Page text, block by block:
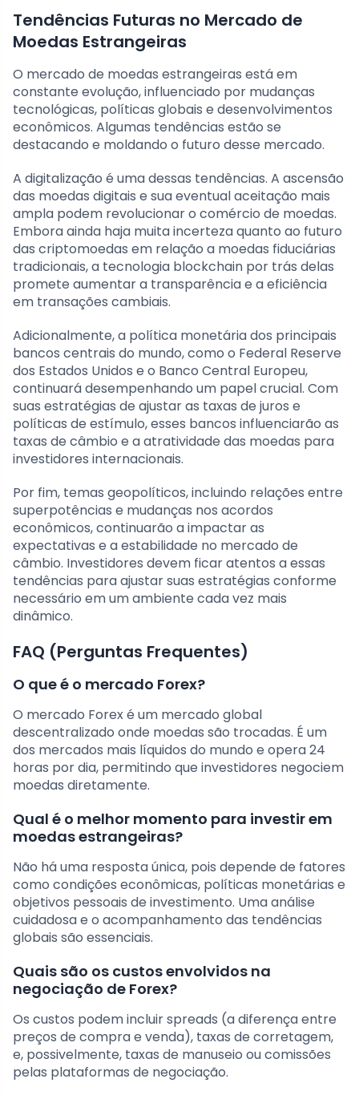
Tendências Futuras no Mercado de
Moedas Estrangeiras
O mercado de moedas estrangeiras está em
constante evolução, influenciado por mudanças
tecnológicas, políticas globais e desenvolvimentos
econômicos. Algumas tendências estão se
destacando e moldando o futuro desse mercado.
A digitalização é uma dessas tendências. A ascensão
das moedas digitais e sua eventual aceitação mais
ampla podem revolucionar o comércio de moedas.
Embora ainda haja muita incerteza quanto ao futuro
das criptomoedas em relação a moedas fiduciárias
tradicionais, a tecnologia blockchain por trás delas
promete aumentar a transparência e a eficiência
em transações cambiais.
Adicionalmente, a política monetária dos principais
bancos centrais do mundo, como o Federal Reserve
dos Estados Unidos e o Banco Central Europeu,
continuará desempenhando um papel crucial. Com
suas estratégias de ajustar as taxas de juros e
políticas de estímulo, esses bancos influenciarão as
taxas de câmbio e a atratividade das moedas para
investidores internacionais.
Por fim, temas geopolíticos, incluindo relações entre
superpotências e mudanças nos acordos
econômicos, continuarão a impactar as
expectativas e a estabilidade no mercado de
câmbio. Investidores devem ficar atentos a essas
tendências para ajustar suas estratégias conforme
necessário em um ambiente cada vez mais
dinâmico.
FAQ (Perguntas Frequentes)
O que é o mercado Forex?
O mercado Forex é um mercado global
descentralizado onde moedas são trocadas. É um
dos mercados mais líquidos do mundo e opera 24
horas por dia, permitindo que investidores negociem
moedas diretamente.
Qual é o melhor momento para investir em
moedas estrangeiras?
Não há uma resposta única, pois depende de fatores
como condições econômicas, políticas monetárias e
objetivos pessoais de investimento. Uma análise
cuidadosa e o acompanhamento das tendências
globais são essenciais.
Quais são os custos envolvidos na
negociação de Forex?
Os custos podem incluir spreads (a diferença entre
preços de compra e venda), taxas de corretagem,
e, possivelmente, taxas de manuseio ou comissões
pelas plataformas de negociação.